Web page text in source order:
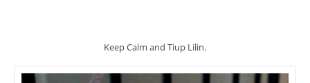
Keep Calm and Tiup Lilin.